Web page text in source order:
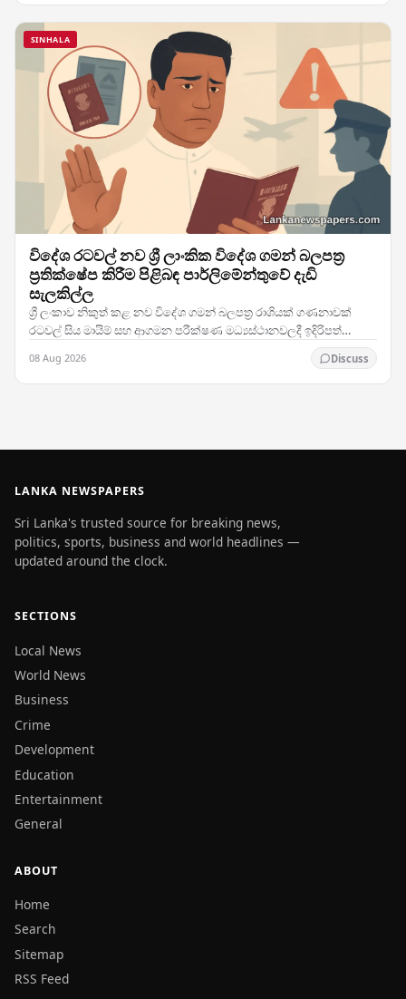
SINHALA
විදේශ රටවල් නව ශ්‍රී ලාංකික විදේශ ගමන් බලපත්‍ර
ප්‍රතික්ෂේප කිරීම පිළිබඳ පාර්ලිමේන්තුවේ දැඩි
සැලකිල්ල
ශ්‍රී ලංකාව නිකුත් කළ නව විදේශ ගමන් බලපත්‍ර රාශියක් ගණනාවක්
රටවල් සිය මායිම් සහ ආගමන පරීක්ෂණ මධ්‍යස්ථානවලදී ඉදිරිපත්
08 Aug 2026 Discuss
LANKA NEWSPAPERS
Sri Lanka's trusted source for breaking news,
politics, sports, business and world headlines —
updated around the clock.
SECTIONS
Local News
World News
Business
Crime
Development
Education
Entertainment
General
ABOUT
Home
Search
Sitemap
RSS Feed